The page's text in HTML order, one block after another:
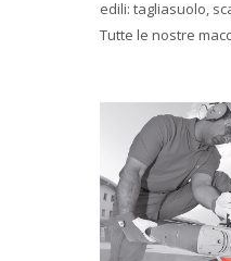
edili: tagliasuolo,
Tutte le nostre